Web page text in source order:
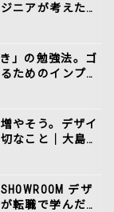
ニアが考えたこ
」の勉強法。ゴ
ためのインプッ
やそう。デザイ
なこと｜大島聖
デザ
転職で学んだこ